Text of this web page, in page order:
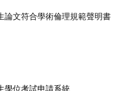
論文符合學術倫理規範聲明書
學位考試申請系統